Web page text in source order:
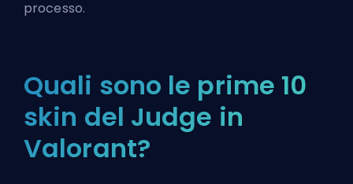
processo.
Quali sono le prime 10
skin del Judge in
Valorant?